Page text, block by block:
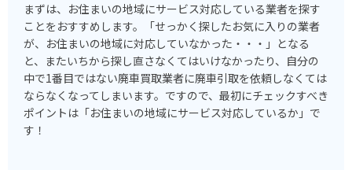
まずは、お住まいの地域にサービス対応している業者を探す
ことをおすすめします。「せっかく探したお気に入りの業者
が、お住まいの地域に対応していなかった・・・」となる
と、またいちから探し直さなくてはいけなかったり、自分の
中で1番目ではない廃車買取業者に廃車引取を依頼しなくては
ならなくなってしまいます。ですので、最初にチェックすべき
ポイントは「お住まいの地域にサービス対応しているか」で
す！